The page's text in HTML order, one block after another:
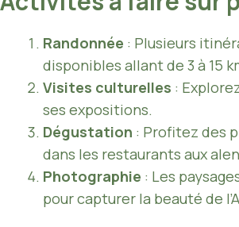
Randonnée : Plusieurs
disponibles allant de 3 à 15
Visites culturelles :
ses expositions.
Dégustation : Profitez des
dans les restaurants aux
Photographie : Les
pour capturer la beauté de